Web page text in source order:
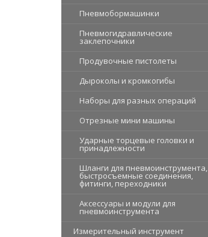
Пневмобормашинки
Пневмогидравлические
заклепочники
Продувочные пистолеты
Дыроколы и кромкогибы
Наборы для разных операций
Отрезные мини машины
Ударные торцевые головки и
принадлежности
Шланги для пневмоинструмента,
быстросъемные соединения,
фитинги, переходники
Аксессуары и модули для
пневмоинструмента
Измерительный инструмент